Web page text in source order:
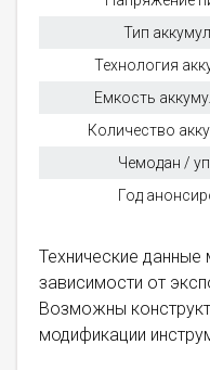
Тип
Технология
Емкость
Количество
Чемодан /
Год
Технические данные
зависимости от
Возможны
модификации